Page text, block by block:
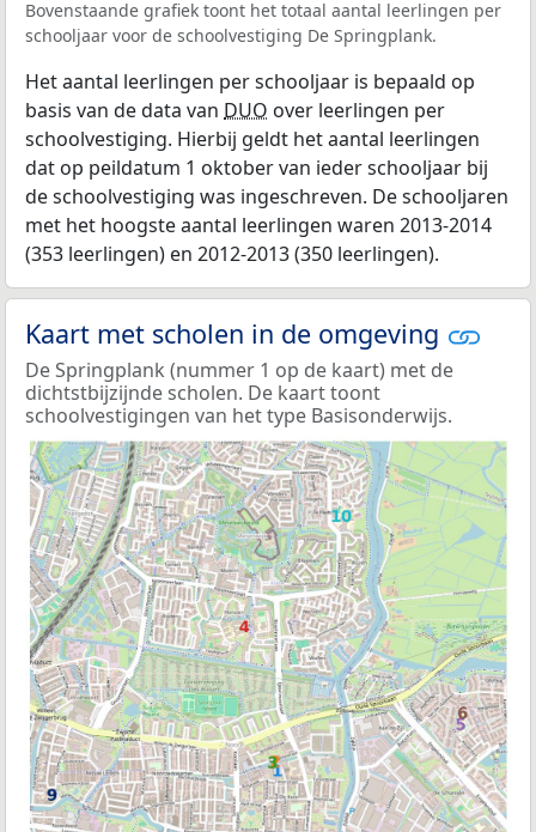
Bovenstaande grafiek toont het totaal aantal leerlingen per
schooljaar voor de schoolvestiging De Springplank.
Het aantal leerlingen per schooljaar is bepaald op
basis van de data van DUO over leerlingen per
schoolvestiging. Hierbij geldt het aantal leerlingen
dat op peildatum 1 oktober van ieder schooljaar bij
de schoolvestiging was ingeschreven. De schooljaren
met het hoogste aantal leerlingen waren 2013-2014
(353 leerlingen) en 2012-2013 (350 leerlingen).
Kaart met scholen in de omgeving
De Springplank (nummer 1 op de kaart) met de
dichtstbijzijnde scholen. De kaart toont
schoolvestigingen van het type Basisonderwijs.